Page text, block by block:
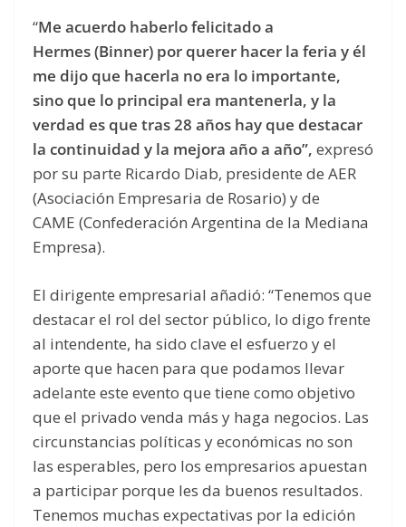
“Me acuerdo haberlo felicitado a
Hermes (Binner) por querer hacer la feria y él
me dijo que hacerla no era lo importante,
sino que lo principal era mantenerla, y la
verdad es que tras 28 años hay que destacar
la continuidad y la mejora año a año”, expresó
por su parte Ricardo Diab, presidente de AER
(Asociación Empresaria de Rosario) y de
CAME (Confederación Argentina de la Mediana
Empresa).
El dirigente empresarial añadió: “Tenemos que
destacar el rol del sector público, lo digo frente
al intendente, ha sido clave el esfuerzo y el
aporte que hacen para que podamos llevar
adelante este evento que tiene como objetivo
que el privado venda más y haga negocios. Las
circunstancias políticas y económicas no son
las esperables, pero los empresarios apuestan
a participar porque les da buenos resultados.
Tenemos muchas expectativas por la edición